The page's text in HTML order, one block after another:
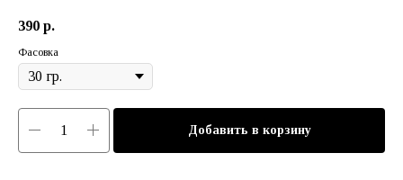
390 р.
Фасовка
Добавить в корзину